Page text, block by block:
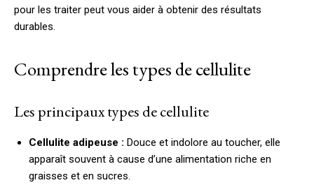
pour les traiter peut vous aider à obtenir des résultats
durables.
Comprendre les types de cellulite
Les principaux types de cellulite
Cellulite adipeuse : Douce et indolore au toucher, elle
apparaît souvent à cause d’une alimentation riche en
graisses et en sucres.